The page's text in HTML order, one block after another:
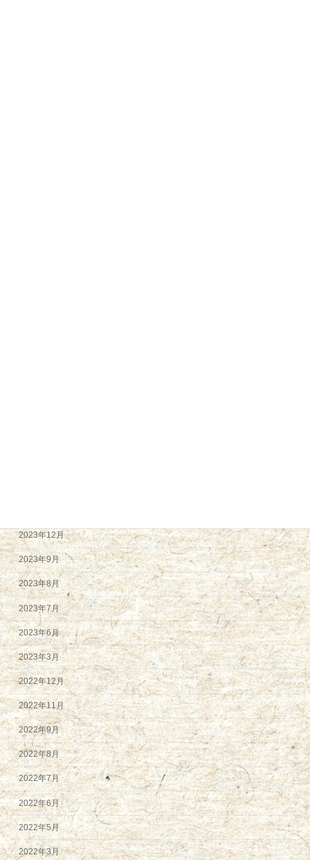
2023年12月
2023年9月
2023年8月
2023年7月
2023年6月
2023年3月
2022年12月
2022年11月
2022年9月
2022年8月
2022年7月
2022年6月
2022年5月
2022年3月